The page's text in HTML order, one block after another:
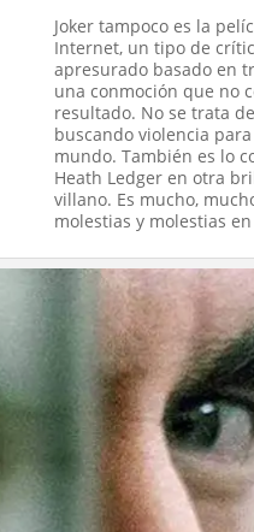
Joker tampoco es la
Internet, un tipo de
apresurado basado en
una conmoción que no
resultado. No se trata
buscando violencia
mundo. También es lo
Heath Ledger en otra
villano. Es mucho,
molestias y molestias